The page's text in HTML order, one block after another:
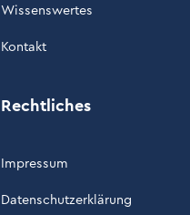
Wissenswertes
Kontakt
Rechtliches
Impressum
Datenschutzerklärung